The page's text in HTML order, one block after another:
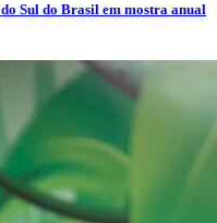
Sul do Brasil em mostra anual